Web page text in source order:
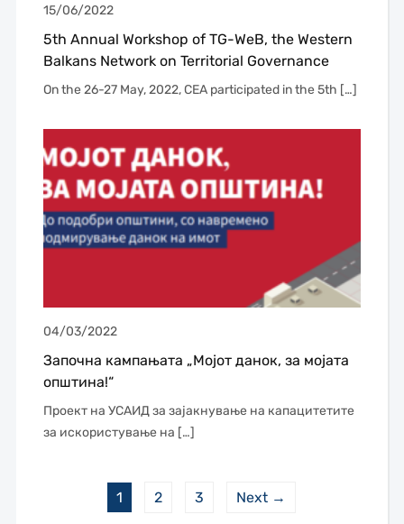
15/06/2022
5th Annual Workshop of TG-WeB, the Western
Balkans Network on Territorial Governance
On the 26-27 May, 2022, CEA participated in the 5th […]
04/03/2022
Започна кампањата „Мојот данок, за мојата
општина!“
Проект на УСАИД за зајакнување на капацитетите
за искористување на […]
1 2 3 Next →